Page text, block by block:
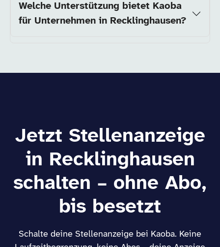
Welche Unterstützung bietet Kaoba
für Unternehmen in Recklinghausen?
Jetzt Stellenanzeige
in Recklinghausen
schalten – ohne Abo,
bis besetzt
Schalte deine Stellenanzeige bei Kaoba. Keine